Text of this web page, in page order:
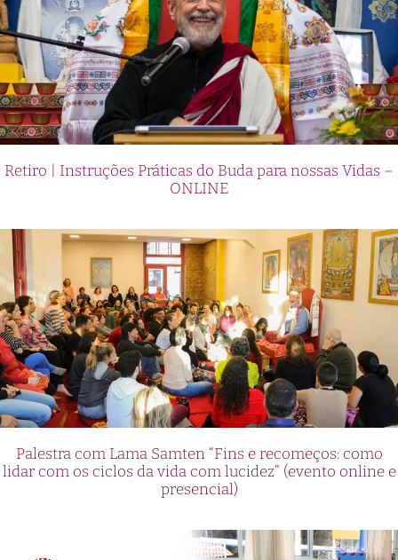
Retiro | Instruções Práticas do Buda para nossas Vidas –
ONLINE
Palestra com Lama Samten “Fins e recomeços: como
lidar com os ciclos da vida com lucidez” (evento online e
presencial)